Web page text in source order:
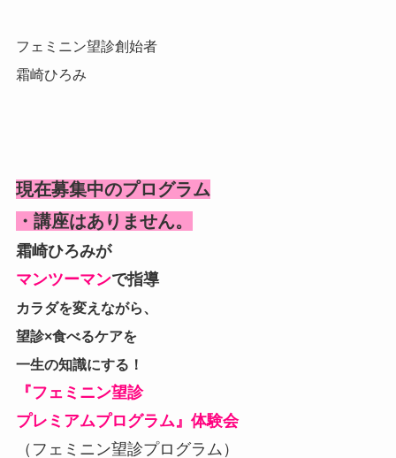
フェミニン望診創始者
霜崎ひろみ
現在募集中のプログラム
・講座はありません。
霜崎ひろみが
マンツーマンで指導
カラダを変えながら、
望診×食べるケアを
一生の知識にする！
『フェミニン望診
プレミアムプログラム』体験会
（フェミニン望診プログラム）